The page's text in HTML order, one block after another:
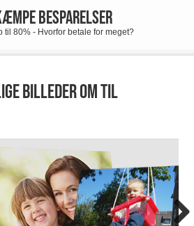
BESPARELSER
til 80% - Hvorfor betale for meget?
billeder om til